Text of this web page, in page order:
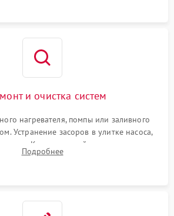
и очистка систем
нагревателя, помпы или заливного
Устранение засоров в улитке насоса,
Компонентный ремонт платы
поврежденной проводки.
Подробнее